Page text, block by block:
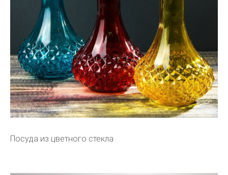
Посуда из цветного стекла